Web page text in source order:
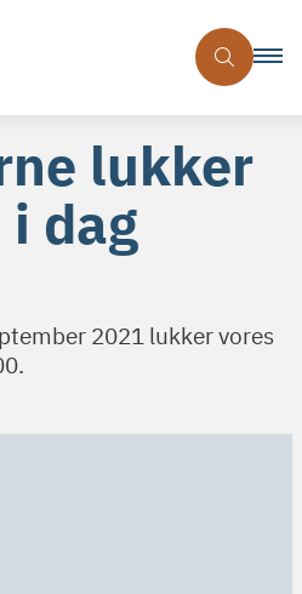
lukker
dag
2021 lukker vores